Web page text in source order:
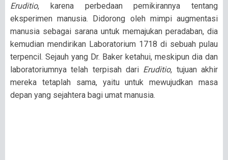
Eruditio, karena perbedaan pemikirannya tentang
eksperimen manusia. Didorong oleh mimpi augmentasi
manusia sebagai sarana untuk memajukan peradaban, dia
kemudian mendirikan Laboratorium 1718 di sebuah pulau
terpencil. Sejauh yang Dr. Baker ketahui, meskipun dia dan
laboratoriumnya telah terpisah dari Eruditio, tujuan akhir
mereka tetaplah sama, yaitu untuk mewujudkan masa
depan yang sejahtera bagi umat manusia.